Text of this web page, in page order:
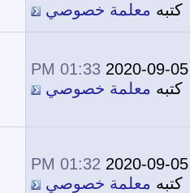
كتبه معلمة خصوصي
2020-09-05
01:33 PM
كتبه معلمة خصوصي
2020-09-05
01:32 PM
كتبه معلمة خصوصي